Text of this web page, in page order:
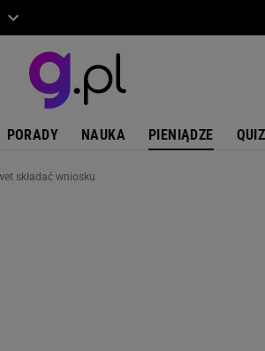
PORADY NAUKA PIENIĄDZE
składać wniosku